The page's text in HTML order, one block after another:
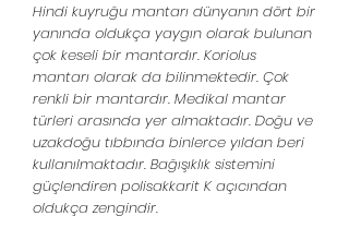
Hindi kuyruğu mantarı dünyanın dört bir
yanında oldukça yaygın olarak bulunan
çok keseli bir mantardır. Koriolus
mantarı olarak da bilinmektedir. Çok
renkli bir mantardır. Medikal mantar
türleri arasında yer almaktadır. Doğu ve
uzakdoğu tıbbında binlerce yıldan beri
kullanılmaktadır. Bağışıklık sistemini
güçlendiren polisakkarit K açıcından
oldukça zengindir.